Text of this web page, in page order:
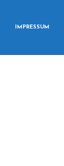
IMPRESSUM